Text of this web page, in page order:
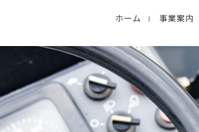
ホーム 事業案内
in
/home/macolab2/
single.phpon line14